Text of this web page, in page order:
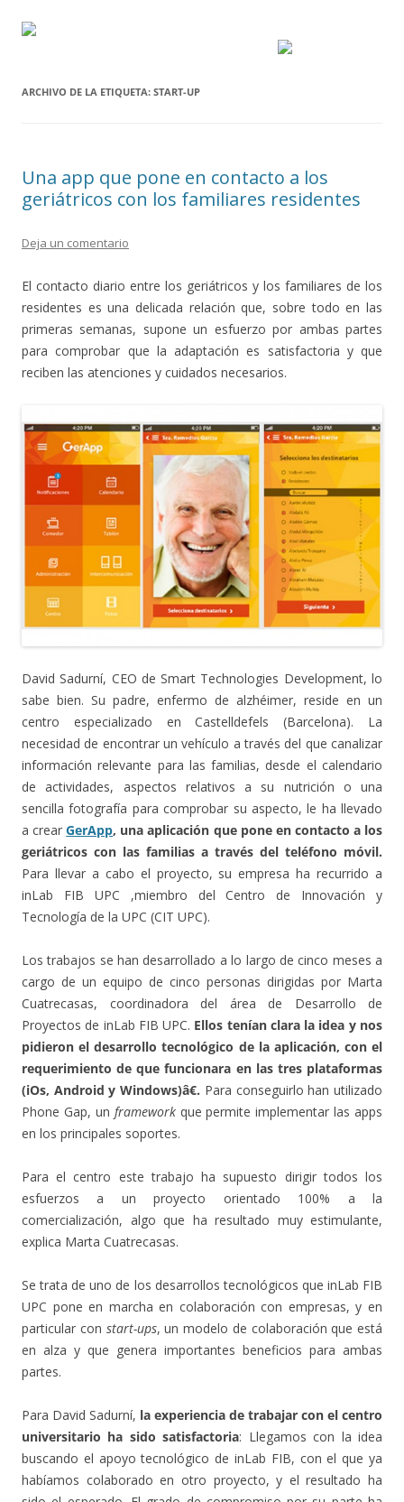
ARCHIVO DE LA ETIQUETA: START-UP
Una app que pone en contacto a los
geriátricos con los familiares residentes
Deja un comentario
El contacto diario entre los geriátricos y los familiares de los
residentes es una delicada relación que, sobre todo en las
primeras semanas, supone un esfuerzo por ambas partes
para comprobar que la adaptación es satisfactoria y que
reciben las atenciones y cuidados necesarios.
David Sadurní, CEO de Smart Technologies Development, lo
sabe bien. Su padre, enfermo de alzhéimer, reside en un
centro especializado en Castelldefels (Barcelona). La
necesidad de encontrar un vehículo a través del que canalizar
información relevante para las familias, desde el calendario
de actividades, aspectos relativos a su nutrición o una
sencilla fotografía para comprobar su aspecto, le ha llevado
a crear GerApp, una aplicación que pone en contacto a los
geriátricos con las familias a través del teléfono móvil.
Para llevar a cabo el proyecto, su empresa ha recurrido a
inLab FIB UPC ,miembro del Centro de Innovación y
Tecnología de la UPC (CIT UPC).
Los trabajos se han desarrollado a lo largo de cinco meses a
cargo de un equipo de cinco personas dirigidas por Marta
Cuatrecasas, coordinadora del área de Desarrollo de
Proyectos de inLab FIB UPC. Ellos tenían clara la idea y nos
pidieron el desarrollo tecnológico de la aplicación, con el
requerimiento de que funcionara en las tres plataformas
(iOs, Android y Windows)â€. Para conseguirlo han utilizado
Phone Gap, un frameworkque permite implementar las apps
en los principales soportes.
Para el centro este trabajo ha supuesto dirigir todos los
esfuerzos a un proyecto orientado 100% a la
comercialización, algo que ha resultado muy estimulante,
explica Marta Cuatrecasas.
Se trata de uno de los desarrollos tecnológicos que inLab FIB
UPC pone en marcha en colaboración con empresas, y en
particular con start-ups, un modelo de colaboración que está
en alza y que genera importantes beneficios para ambas
partes.
Para David Sadurní, la experiencia de trabajar con el centro
universitario ha sido satisfactoria: Llegamos con la idea
buscando el apoyo tecnológico de inLab FIB, con el que ya
habíamos colaborado en otro proyecto, y el resultado ha